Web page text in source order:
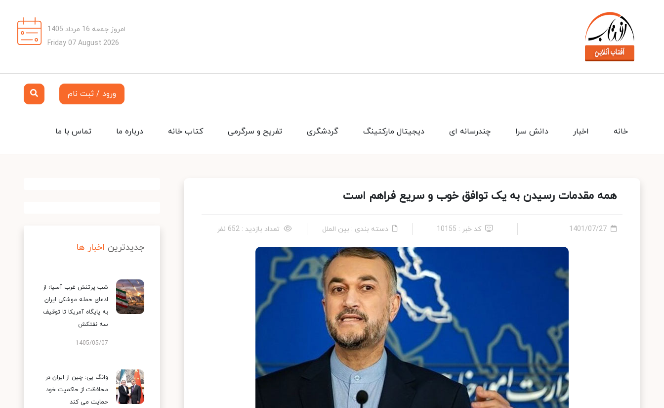
امروز جمعه 16 مرداد 1405
Friday 07 August 2026
ورود / ثبت نام
تماس با ما درباره ما کتاب خانه تفریح و سرگرمی گردشگری دیجیتال مارکتینگ چندرسانه ای دانش سرا اخبار خانه
همه مقدمات رسیدن به یک توافق خوب و سریع فراهم است
1401/07/27 کد خبر : 10155 دسته بندی : بین الملل تعداد بازدید : 652 نفر
جدیدترین اخبار ها
شب پرتنش غرب آسیا؛ از
ادعای حمله موشکی ایران
به پایگاه آمریکا تا توقیف
سه نفتکش
1405/05/07
وانگ یی: چین از ایران در
محافظت از حاکمیت خود
حمایت می کند